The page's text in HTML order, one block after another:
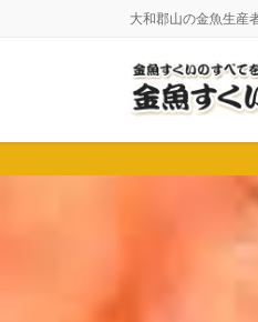
に
移
ョ
ン
大和郡山の金魚生産